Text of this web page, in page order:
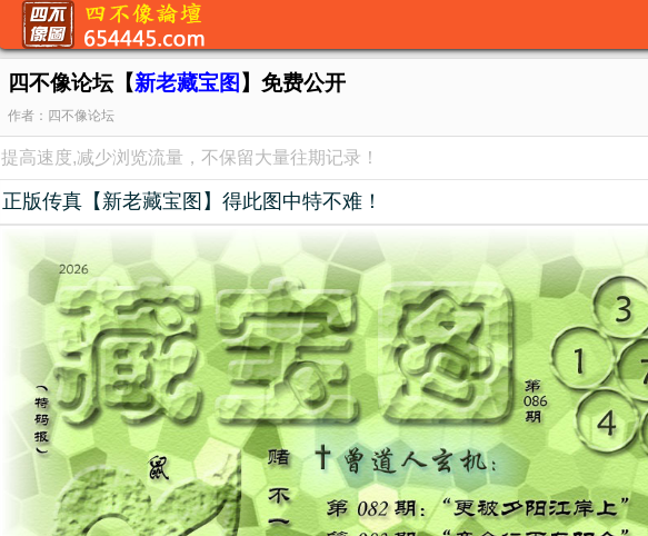
四不像论坛【新老藏宝图 】免费公开
作者：四不像论坛
提高速度,减少浏览流量，不保留大量往期记录！
正版传真【新老藏宝图】得此图中特不难！